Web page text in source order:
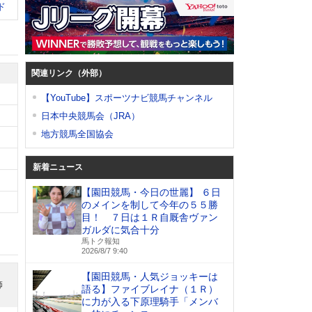
関連リンク（外部）
【YouTube】スポーツナビ競馬チャンネル
日本中央競馬会（JRA）
地方競馬全国協会
新着ニュース
【園田競馬・今日の世麗】 ６日
のメインを制して今年の５５勝
目！ ７日は１Ｒ自厩舎ヴァン
ガルダに気合十分
馬トク報知
2026/8/7 9:40
【園田競馬・人気ジョッキーは
語る】ファイブレイナ（１Ｒ）
に力が入る下原理騎手「メンバ